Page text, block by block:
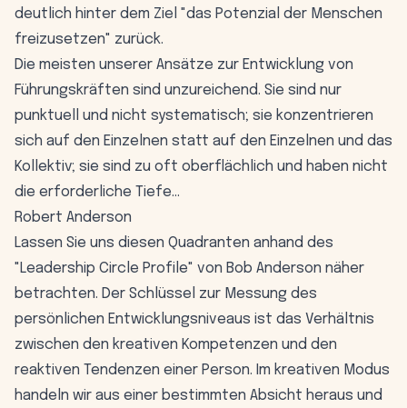
deutlich hinter dem Ziel "das Potenzial der Menschen
freizusetzen" zurück.
Die meisten unserer Ansätze zur Entwicklung von
Führungskräften sind unzureichend. Sie sind nur
punktuell und nicht systematisch; sie konzentrieren
sich auf den Einzelnen statt auf den Einzelnen und das
Kollektiv; sie sind zu oft oberflächlich und haben nicht
die erforderliche Tiefe...
Robert Anderson
Lassen Sie uns diesen Quadranten anhand des
"Leadership Circle Profile" von Bob Anderson näher
betrachten. Der Schlüssel zur Messung des
persönlichen Entwicklungsniveaus ist das Verhältnis
zwischen den kreativen Kompetenzen und den
reaktiven Tendenzen einer Person. Im kreativen Modus
handeln wir aus einer bestimmten Absicht heraus und